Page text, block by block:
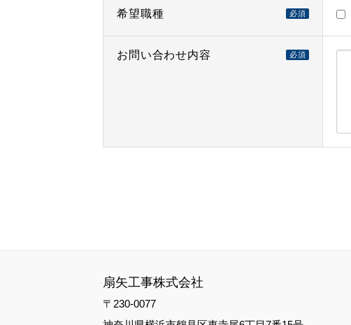
希望職種 必須
お問い合わせ内容 必須
扇矢工事株式会社
〒230-0077